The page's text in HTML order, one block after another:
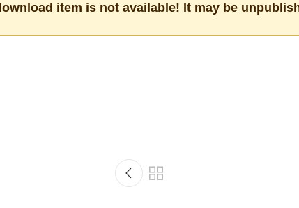
item is not available! It may be